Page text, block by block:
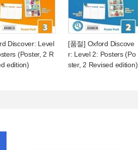
Discover: Level
(Poster, 2 R
edition)
[품절] Oxford Discove
r: Level 2: Posters (Po
ster, 2 Revised edition)